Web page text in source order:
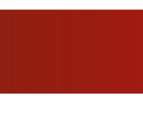
Ga
OVER